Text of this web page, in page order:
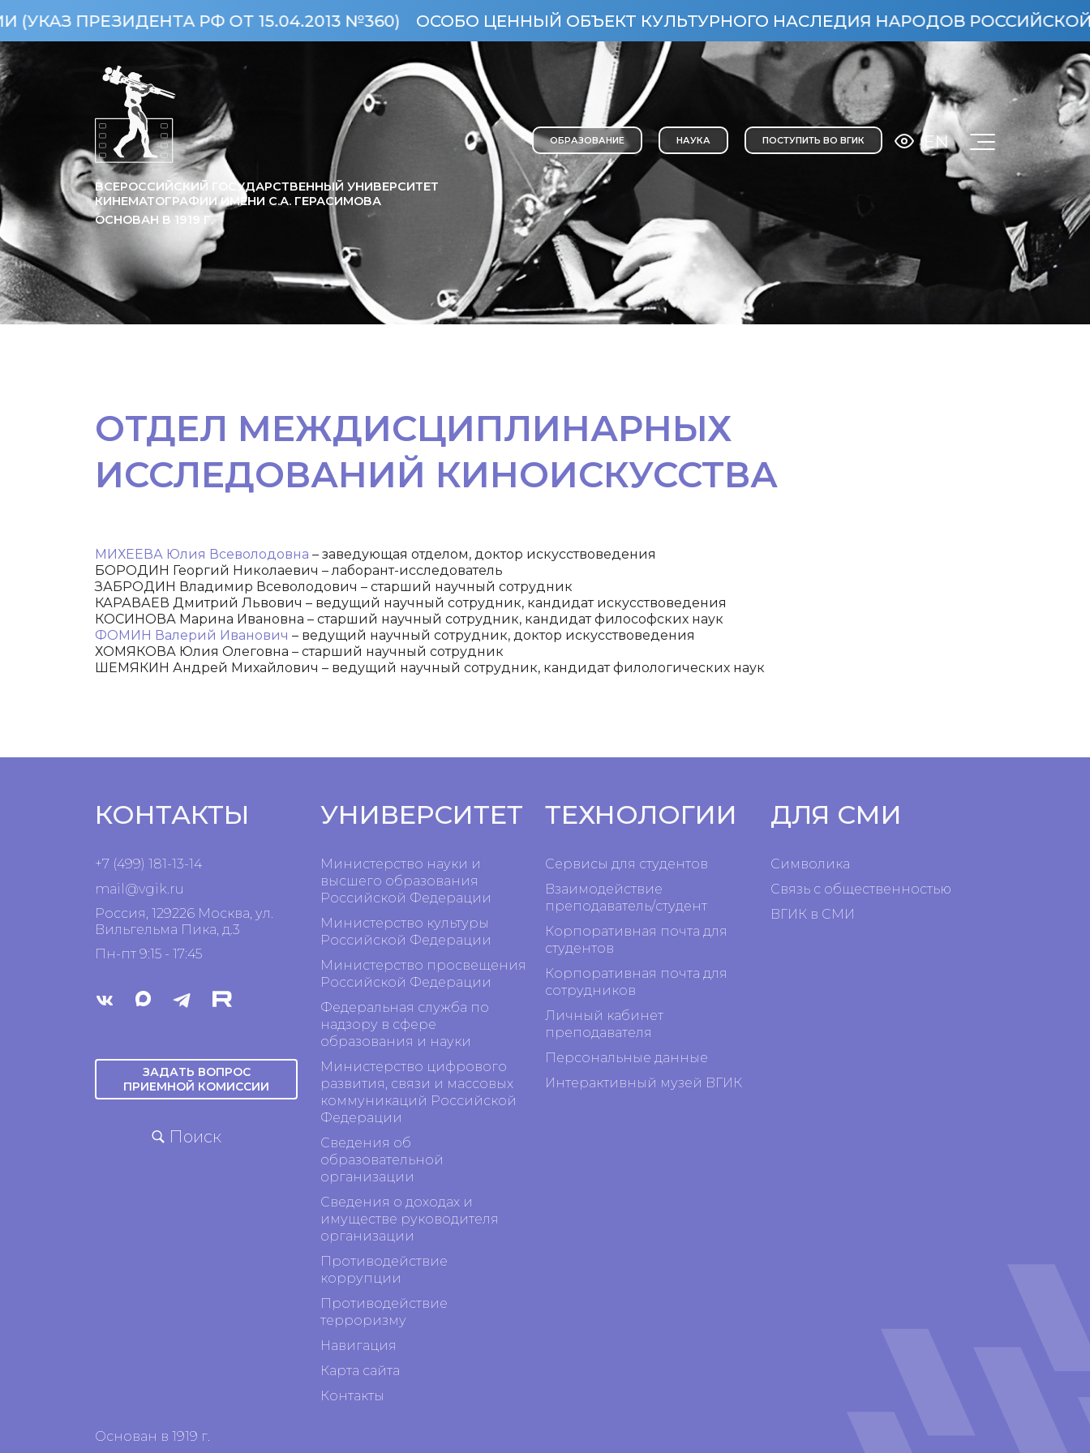
РФ ОТ 15.04.2013 №360) ОСОБО ЦЕННЫЙ ОБЪЕКТ КУЛЬТУРНОГО НАСЛЕДИЯ НАРОДОВ РОССИЙСКОЙ
ВСЕРОССИЙСКИЙ ГОСУДАРСТВЕННЫЙ УНИВЕРСИТЕТ
КИНЕМАТОГРАФИИ ИМЕНИ С.А. ГЕРАСИМОВА
ОСНОВАН В 1919 Г.
ОБРАЗОВАНИЕ НАУКА ПОСТУПИТЬ ВО ВГИК EN
ОТДЕЛ МЕЖДИСЦИПЛИНАРНЫХ
ИССЛЕДОВАНИЙ КИНОИСКУССТВА
МИХЕЕВА Юлия Всеволодовна – заведующая отделом, доктор искусствоведения
БОРОДИН Георгий Николаевич – лаборант-исследователь
ЗАБРОДИН Владимир Всеволодович – старший научный сотрудник
КАРАВАЕВ Дмитрий Львович – ведущий научный сотрудник, кандидат искусствоведения
КОСИНОВА Марина Ивановна – старший научный сотрудник, кандидат философских наук
ФОМИН Валерий Иванович – ведущий научный сотрудник, доктор искусствоведения
ХОМЯКОВА Юлия Олеговна – старший научный сотрудник
ШЕМЯКИН Андрей Михайлович – ведущий научный сотрудник, кандидат филологических наук
КОНТАКТЫ
+7 (499) 181-13-14
mail@vgik.ru
Россия, 129226 Москва, ул.
Вильгельма Пика, д.3
Пн-пт 9:15 - 17:45
ЗАДАТЬ ВОПРОС
ПРИЕМНОЙ КОМИССИИ
Поиск
УНИВЕРСИТЕТ
Министерство науки и
высшего образования
Российской Федерации
Министерство культуры
Российской Федерации
Министерство просвещения
Российской Федерации
Федеральная служба по
надзору в сфере
образования и науки
Министерство цифрового
развития, связи и массовых
коммуникаций Российской
Федерации
Сведения об
образовательной
организации
Сведения о доходах и
имуществе руководителя
организации
Противодействие
коррупции
Противодействие
терроризму
Навигация
Карта сайта
Контакты
ТЕХНОЛОГИИ
Сервисы для студентов
Взаимодействие
преподаватель/студент
Корпоративная почта для
студентов
Корпоративная почта для
сотрудников
Личный кабинет
преподавателя
Персональные данные
Интерактивный музей ВГИК
ДЛЯ СМИ
Символика
Связь с общественностью
ВГИК в СМИ
Основан в 1919 г.